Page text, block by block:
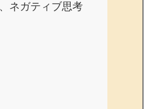
ネガティブ思考